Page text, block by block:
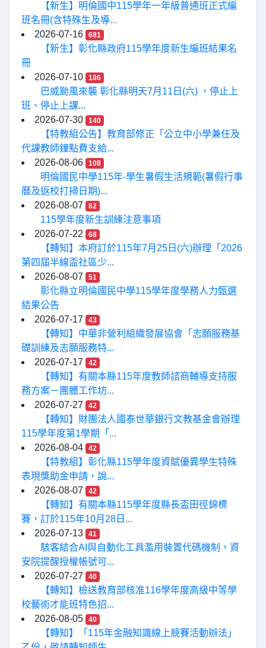
【新生】明倫國中115學年一年級普通班正式編
班名冊(含特殊生及導...
2026-07-16
681
【新生】彰化縣政府115學年度新生編班結果名
冊
2026-07-10
186
巴威颱風來襲 彰化縣明天7月11日(六) ，停止上
班、停止上課...
2026-07-30
140
【特教組公告】教育部修正「公立中小學兼任及
代課教師鐘點費支給...
2026-08-06
108
明倫國民中學115年-學生暑假生活規範(暑假行事
曆及返校打掃日期)...
2026-08-07
82
115學年度新生訓練注意事項
2026-07-22
68
【轉知】本府訂於115年7月25日(六)辦理「2026
第四屆半線盃社區少...
2026-08-07
51
彰化縣立明倫國民中學115學年度學務人力甄選
結果公告
2026-07-17
43
【轉知】中華非營利組織發展協會「志願服務基
礎訓練及志願服務特...
2026-07-17
42
【轉知】有關本縣115年度教師諮商輔導支持服
務方案－團體工作坊...
2026-07-27
42
【轉知】財團法人國泰世華銀行文教基金會辦理
115學年度第1學期「...
2026-08-04
42
【特教組】彰化縣115學年度資賦優異學生特殊
表現獎助金申請，說...
2026-08-07
42
【轉知】有關本縣115學年度縣長盃田徑錦標
賽，訂於115年10月28日...
2026-07-13
41
駭客結合AI與自動化工具濫用裝置代碼機制，資
安院提醒授權帳號可...
2026-07-27
40
【轉知】檢送教育部核准116學年度高級中等學
校藝術才能班特色招...
2026-08-05
40
【轉知】「115年金融知識線上競賽活動辦法」